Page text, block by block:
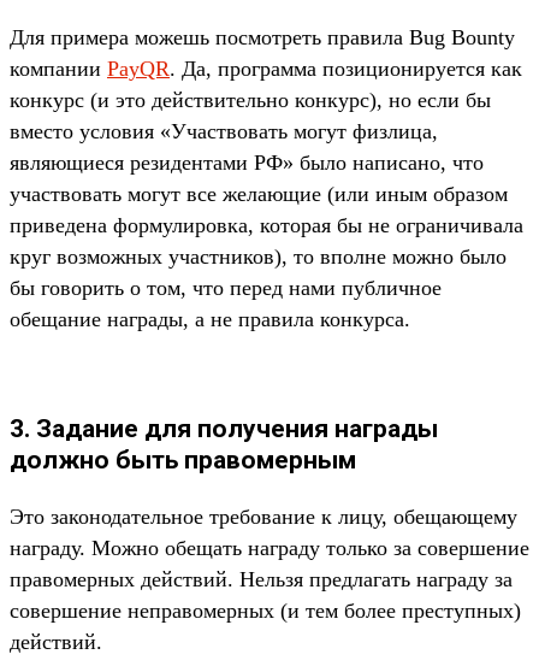
Для примера можешь посмотреть правила Bug Bounty
компании PayQR. Да, программа позиционируется как
конкурс (и это действительно конкурс), но если бы
вместо условия «Участвовать могут физлица,
являющиеся резидентами РФ» было написано, что
участвовать могут все желающие (или иным образом
приведена формулировка, которая бы не ограничивала
круг возможных участников), то вполне можно было
бы говорить о том, что перед нами публичное
обещание награды, а не правила конкурса.
3. Задание для получения награды
должно быть правомерным
Это законодательное требование к лицу, обещающему
награду. Можно обещать награду только за совершение
правомерных действий. Нельзя предлагать награду за
совершение неправомерных (и тем более преступных)
действий.